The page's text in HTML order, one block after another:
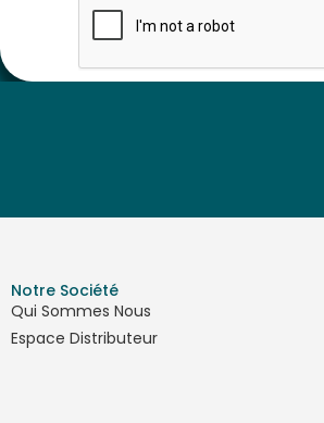
Notre Société
Qui Sommes Nous
Espace Distributeur